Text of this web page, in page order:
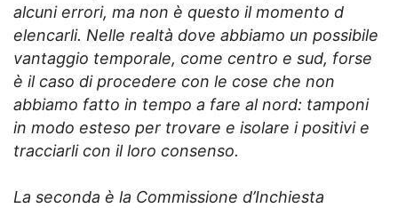
alcuni errori, ma non è questo il momento d
elencarli. Nelle realtà dove abbiamo un possibile
vantaggio temporale, come centro e sud, forse
è il caso di procedere con le cose che non
abbiamo fatto in tempo a fare al nord: tamponi
in modo esteso per trovare e isolare i positivi e
tracciarli con il loro consenso.
La seconda è la Commissione d’Inchiesta